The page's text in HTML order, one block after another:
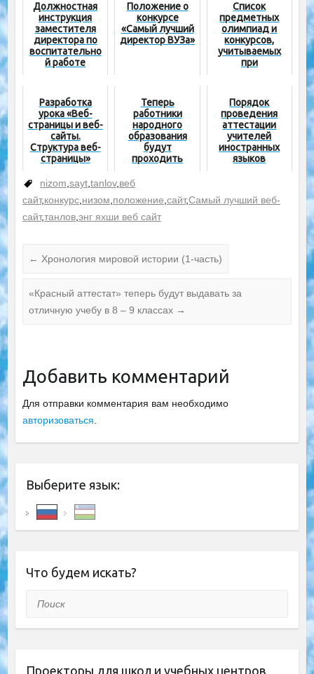
Должностная
инструкция
заместителя
директора по
воспитательно
й работе
Положение о
конкурсе
«Самый лучший
директор ВУЗа»
Список
предметных
олимпиад и
конкурсов,
учитываемых
при
2026-2027
учебный год
Разработка
урока «Веб-
страницы и веб-
сайты.
Структура веб-
страницы»
Теперь
работники
народного
образования
будут
проходить
повышение
не раз в 5 лет, а
каждый год
Порядок
проведения
аттестации
учителей
иностранных
языков
nizom sayt, tanlov, веб
сайт,конкурс, низом положение сайт,Самый лучший веб-
сайт,танлов, энг яхши веб сайт
← Хронология мировой истории (1-часть)
«Красный аттестат» теперь будут выдавать за
отличную учебу в 8 – 9 классах →
Добавить комментарий
Для отправки комментария вам необходимо
авторизоваться
Выберите язык:
Что будем искать?
Поиск
Проекторы для школ и учебных центров